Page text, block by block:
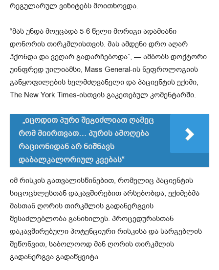
რეგულარულ ვიზიტებს მოითხოვდა.
“მას უნდა მოეცადა 5-6 წელი მორიგი ადამიანი
დონორის თირკმლისთვის. მას ამდენი დრო აღარ
ჰქონდა და ვეღარ გადარჩებოდა”, — ამბობს დოქტორი
უინფრედ უილიამსი, Mass General-ის ნეფროლოგიის
განყოფილების ხელმძღვანელი და პაციენტის ექიმი,
The New York Times-ისთვის გაკეთებულ კომენტარში.
„იცოდით პური შეგიძლიათ ღამეც
რომ მიირთვათ… პურის ამოღება
რაციონიდან არ ნიშნავს
დაბალკალორიულ კვებას“
იმ რისკის გათვალისწინებით, რომელიც პაციენტის
სიცოცხლესთან დაკავშირებით არსებობდა, ექიმებმა
მასთან ღორის თირკმლის გადანერგვის
შესაძლებლობა განიხილეს. პროცედურასთან
დაკავშირებული პოტენციური რისკისა და სარგებლის
შეწონვით, საბოლოოდ მან ღორის თირკმლის
გადანერგვა გადაწყვიტა.